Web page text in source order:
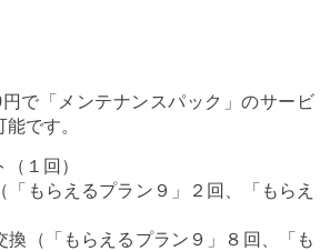
で「メンテナンスパック」のサービ
です。
１回）
「もらえるプラン９」２回、「もらえ
換（「もらえるプラン９」８回、「も